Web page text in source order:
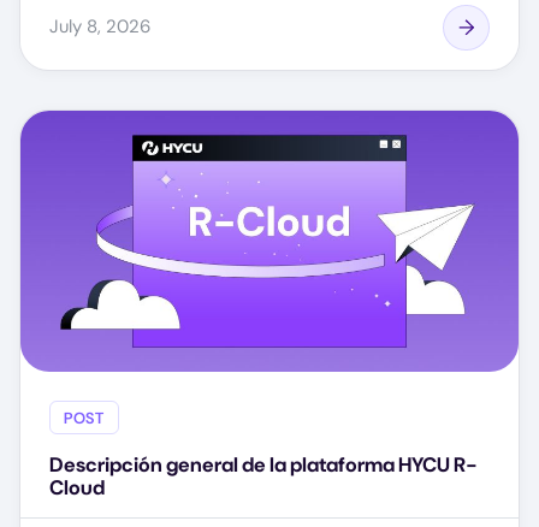
July 8, 2026
POST
Descripción general de la plataforma HYCU R-
Cloud